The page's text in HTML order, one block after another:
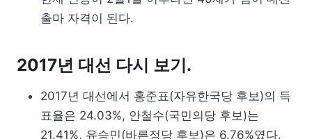
출마 자격이 된다.
2017년 대선 다시 보기.
2017년 대선에서 홍준표(자유한국당 후보)의 득
표율은 24.03%, 안철수(국민의당 후보)는
21.41%, 유승민(바른정당 후보)은 6.76%였다.